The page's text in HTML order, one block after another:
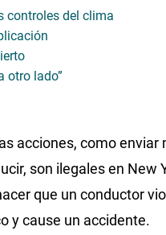
controles del clima
otro lado”
acciones, como enviar
son ilegales en New
que un conductor
y cause un accidente.